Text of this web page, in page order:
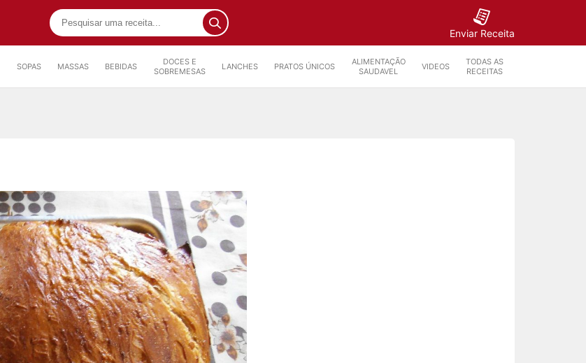
Enviar Receita
SOPAS MASSAS BEBIDAS
DOCES E
SOBREMESAS
LANCHES PRATOS ÚNICOS
ALIMENTAÇÃO
SAUDAVEL
VIDEOS
TODAS AS
RECEITAS